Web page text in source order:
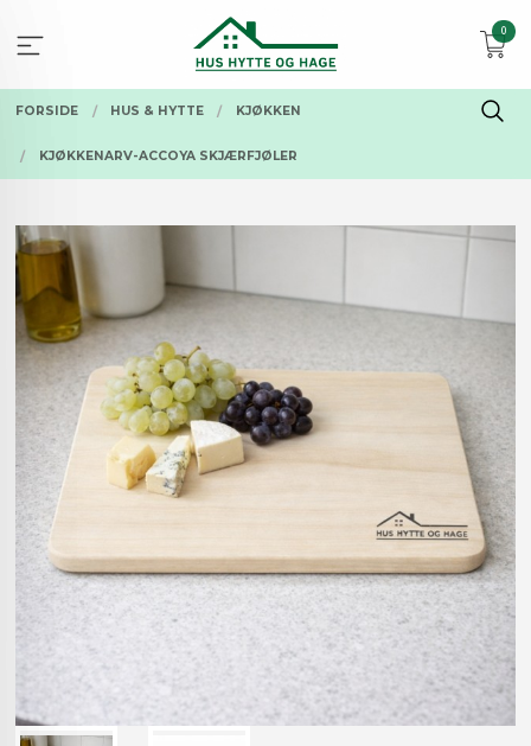
innholdet
0
FORSIDE HUS & HYTTE KJØKKEN
KJØKKENARV-ACCOYA SKJÆRFJØLER